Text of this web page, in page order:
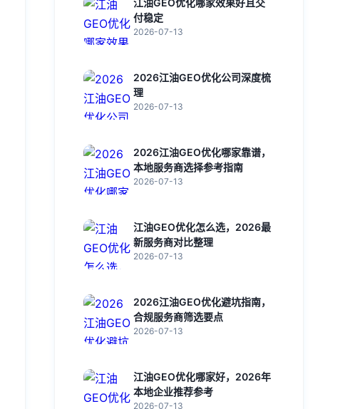
江油GEO优化哪家效果好且交
付稳定
2026-07-13
2026江油GEO优化公司深度梳
理
2026-07-13
2026江油GEO优化哪家靠谱，
本地服务商选择参考指南
2026-07-13
江油GEO优化怎么选，2026最
新服务商对比整理
2026-07-13
2026江油GEO优化避坑指南，
合规服务商筛选要点
2026-07-13
江油GEO优化哪家好，2026年
本地企业推荐参考
2026-07-13